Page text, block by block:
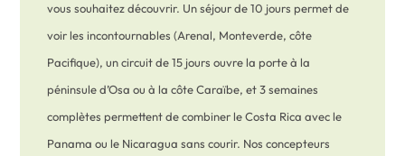
vous souhaitez découvrir. Un séjour de 10 jours permet de
voir les incontournables (Arenal, Monteverde, côte
Pacifique), un circuit de 15 jours ouvre la porte à la
péninsule d’Osa ou à la côte Caraïbe, et 3 semaines
complètes permettent de combiner le Costa Rica avec le
Panama ou le Nicaragua sans courir. Nos concepteurs